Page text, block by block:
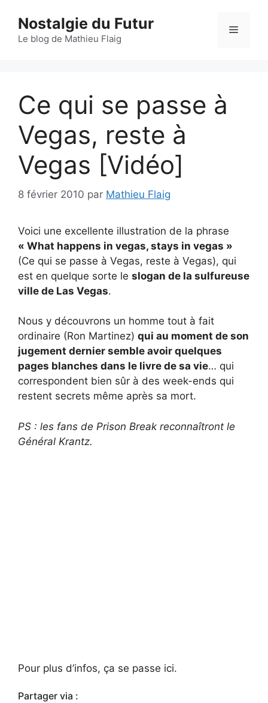
contenu
Nostalgie du Futur
Le blog de Mathieu Flaig
Menu
Ce qui se passe à
Vegas, reste à
Vegas [Vidéo]
8 février 2010 par Mathieu Flaig
Voici une excellente illustration de la phrase
« What happens in vegas, stays in vegas »
(Ce qui se passe à Vegas, reste à Vegas), qui
est en quelque sorte le slogan de la sulfureuse
ville de Las Vegas.
Nous y découvrons un homme tout à fait
ordinaire (Ron Martinez) qui au moment de son
jugement dernier semble avoir quelques
pages blanches dans le livre de sa vie… qui
correspondent bien sûr à des week-ends qui
restent secrets même après sa mort.
PS : les fans de Prison Break reconnaîtront le
Général Krantz.
Pour plus d’infos, ça se passe ici.
Partager via :